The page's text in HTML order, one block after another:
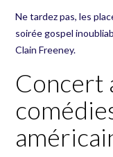
Ne tardez pas, les
soirée gospel
Clain Freeney.
Concert